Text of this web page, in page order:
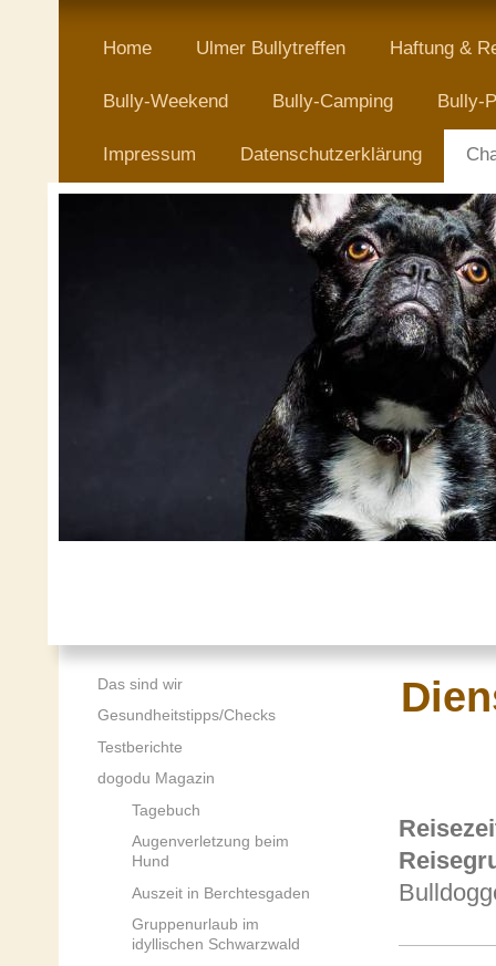
Home Ulmer Bullytreffen Haftung &
Bully-Weekend Bully-Camping Bully-
Impressum Datenschutzerklärung
Das sind wir
Gesundheitstipps/Checks
Testberichte
dogodu Magazin
Tagebuch
Augenverletzung beim
Hund
Auszeit in Berchtesgaden
Gruppenurlaub im
idyllischen Schwarzwald